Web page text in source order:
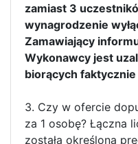
zamiast 3
wynagrodzenie
Zamawiający
Wykonawcy jest
biorących faktycznie
3. Czy w ofercie
za 1 osobę? Łączna
została określona